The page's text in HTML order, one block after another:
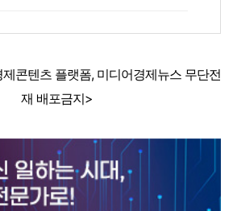
콘텐츠 플랫폼, 미디어경제뉴스 무단전
재 배포금지>